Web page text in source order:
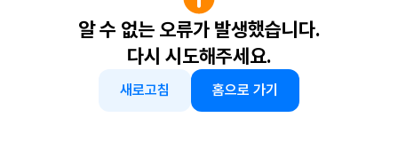
알 수 없는 오류가 발생했습니다.
다시 시도해주세요.
새로고침 홈으로 가기